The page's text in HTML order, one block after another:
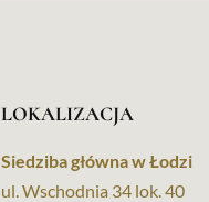
LOKALIZACJA
Siedziba główna w Łodzi
ul. Wschodnia 34 lok. 40